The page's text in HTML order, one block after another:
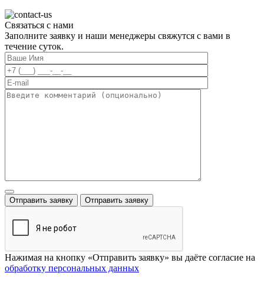
Связаться с нами
Заполните заявку и наши менеджеры свяжутся с вами в
течение суток.
Нажимая на кнопку «Отправить заявку» вы даёте согласие на
обработку персональных данных